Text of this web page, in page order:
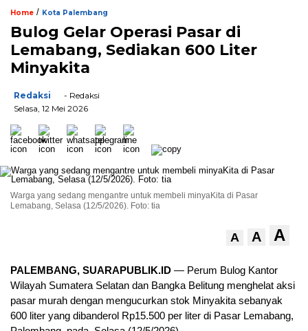
Home / Kota Palembang
Bulog Gelar Operasi Pasar di
Lemabang, Sediakan 600 Liter
Minyakita
Redaksi
- Redaksi
Selasa, 12 Mei 2026
Warga yang sedang mengantre untuk membeli minyaKita di Pasar
Lemabang, Selasa (12/5/2026). Foto: tia
A A A
PALEMBANG, SUARAPUBLIK.ID — Perum Bulog Kantor
Wilayah Sumatera Selatan dan Bangka Belitung menghelat aksi
pasar murah dengan mengucurkan stok Minyakita sebanyak
600 liter yang dibanderol Rp15.500 per liter di Pasar Lemabang,